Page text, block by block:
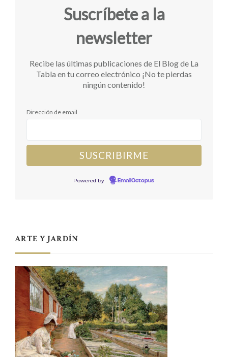
Suscríbete a la
newsletter
Recibe las últimas publicaciones de El Blog de La
Tabla en tu correo electrónico ¡No te pierdas
ningún contenido!
Dirección de email
Powered by EmailOctopus
ARTE Y JARDÍN